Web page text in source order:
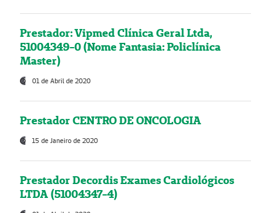
Prestador: Vipmed Clínica Geral Ltda,
51004349-0 (Nome Fantasia: Policlínica
Master)
01 de Abril de 2020
Prestador CENTRO DE ONCOLOGIA
15 de Janeiro de 2020
Prestador Decordis Exames Cardiológicos
LTDA (51004347-4)